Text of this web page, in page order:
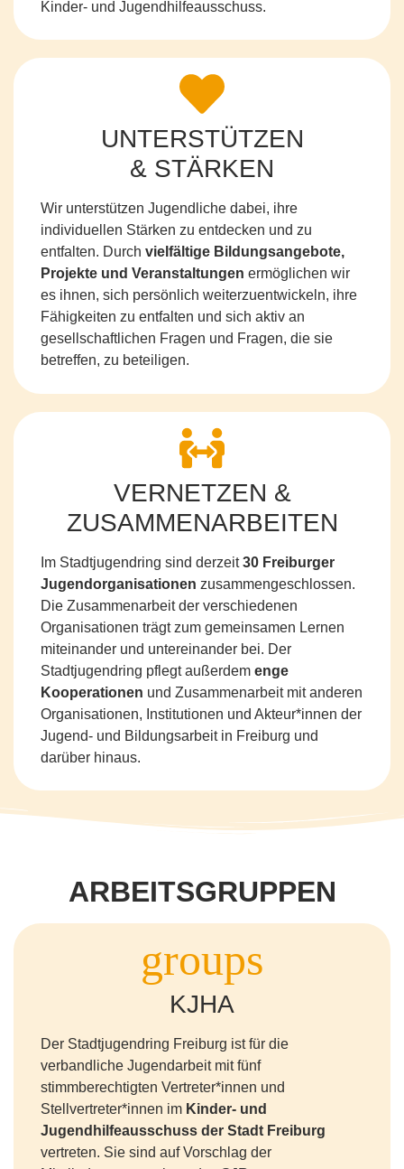
Kinder- und Jugendhilfeausschuss.
UNTERSTÜTZEN
& STÄRKEN
Wir unterstützen Jugendliche dabei, ihre
individuellen Stärken zu entdecken und zu
entfalten. Durch vielfältige Bildungsangebote,
Projekte und Veranstaltungen ermöglichen wir
es ihnen, sich persönlich weiterzuentwickeln, ihre
Fähigkeiten zu entfalten und sich aktiv an
gesellschaftlichen Fragen und Fragen, die sie
betreffen, zu beteiligen.
VERNETZEN &
ZUSAMMENARBEITEN
Im Stadtjugendring sind derzeit30 Freiburger
Jugendorganisationen zusammengeschlossen.
Die Zusammenarbeit der verschiedenen
Organisationen trägt zum gemeinsamen Lernen
miteinander und untereinander bei. Der
Stadtjugendring pflegt außerdem enge
Kooperationen und Zusammenarbeit mit anderen
Organisationen, Institutionen und Akteur*innen der
Jugend- und Bildungsarbeit in Freiburg und
darüber hinaus.
ARBEITSGRUPPEN
KJHA
Der Stadtjugendring Freiburg ist für die
verbandliche Jugendarbeit mit fünf
stimmberechtigten Vertreter*innen und
Stellvertreter*innen im Kinder- und
Jugendhilfeausschuss der Stadt Freiburg
vertreten. Sie sind auf Vorschlag der